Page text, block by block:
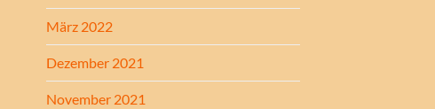
März 2022
Dezember 2021
November 2021